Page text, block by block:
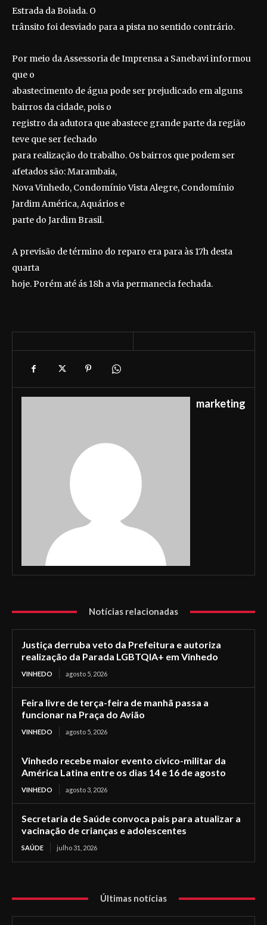
Estrada da Boiada. O
trânsito foi desviado para a pista no sentido contrário.
Por meio da Assessoria de Imprensa a Sanebavi informou
que o
abastecimento de água pode ser prejudicado em alguns
bairros da cidade, pois o
registro da adutora que abastece grande parte da região
teve que ser fechado
para realização do trabalho. Os bairros que podem ser
afetados são: Marambaia,
Nova Vinhedo, Condomínio Vista Alegre, Condomínio
Jardim América, Aquários e
parte do Jardim Brasil.
A previsão de término do reparo era para às 17h desta
quarta
hoje. Porém até ás 18h a via permanecia fechada.
marketing
Notícias relacionadas
Justiça derruba veto da Prefeitura e autoriza
realização da Parada LGBTQIA+ em Vinhedo
VINHEDO agosto 5, 2026
Feira livre de terça-feira de manhã passa a
funcionar na Praça do Avião
VINHEDO agosto 5, 2026
Vinhedo recebe maior evento cívico-militar da
América Latina entre os dias 14 e 16 de agosto
VINHEDO agosto 3, 2026
Secretaria de Saúde convoca pais para atualizar a
vacinação de crianças e adolescentes
SAÚDE julho 31, 2026
Últimas notícias